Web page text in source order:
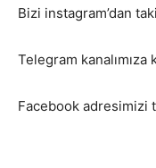
Bizi instagram’dan
Telegram kanalımıza
Facebook adresimizi